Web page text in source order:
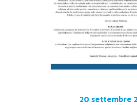
20 settembre